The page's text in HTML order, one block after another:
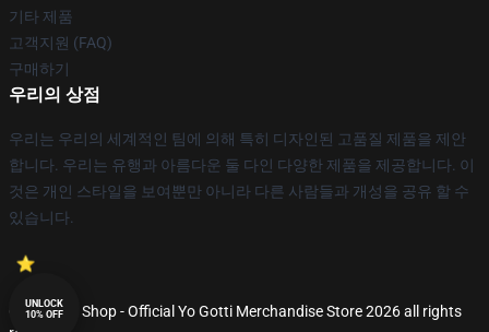
기타 제품
고객지원 (FAQ)
구매하기
우리의 상점
우리는 우리의 세계적인 팀에 의해 특히 디자인된 고품질 제품을 제안
합니다. 우리는 유행과 아름다운 둘 다인 다양한 제품을 제공합니다. 이
것은 개인 스타일을 보여뿐만 아니라 다른 사람들과 개성을 공유 할 수
있습니다.
© Yo Gotti Shop - Official Yo Gotti Merchandise Store 2026 all rights
UNLOCK
10% OFF